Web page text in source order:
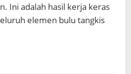
Ini adalah hasil kerja keras
elemen bulu tangkis